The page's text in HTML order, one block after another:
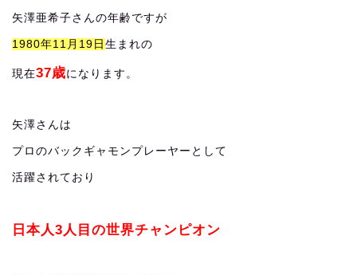
矢澤亜希子さんの年齢ですが
1980年11月19日 生まれの
現在37歳になります。
矢澤さんは
プロのバックギャモンプレーヤーとして
活躍されており
日本人3人目の世界チャンピオン